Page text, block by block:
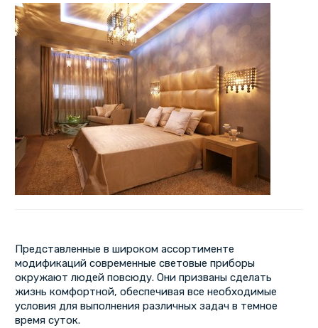
Представленные в широком ассортименте
модификаций современные световые приборы
окружают людей повсюду. Они призваны сделать
жизнь комфортной, обеспечивая все необходимые
условия для выполнения различных задач в темное
время суток.